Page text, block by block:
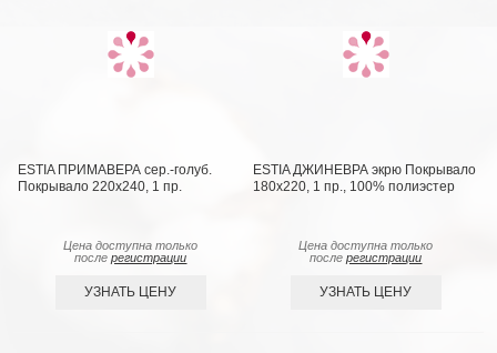
ESTIA ПРИМАВЕРА сер.-голуб.
Покрывало 220х240, 1 пр.
Цена доступна только
послерегистрации
УЗНАТЬ ЦЕНУ
ESTIA ДЖИНЕВРА экрю Покрывало
180х220, 1 пр., 100% полиэстер
Цена доступна только
послерегистрации
УЗНАТЬ ЦЕНУ